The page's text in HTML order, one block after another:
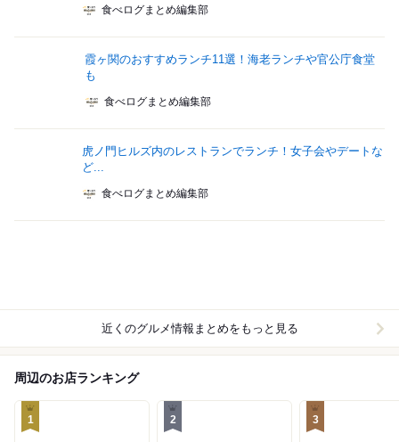
食べログまとめ編集部
霞ヶ関のおすすめランチ11選！海老ランチや官公庁食堂
も
食べログまとめ編集部
虎ノ門ヒルズ内のレストランでランチ！女子会やデートな
ど...
食べログまとめ編集部
近くのグルメ情報まとめをもっと見る
周辺のお店ランキング
1 2 3